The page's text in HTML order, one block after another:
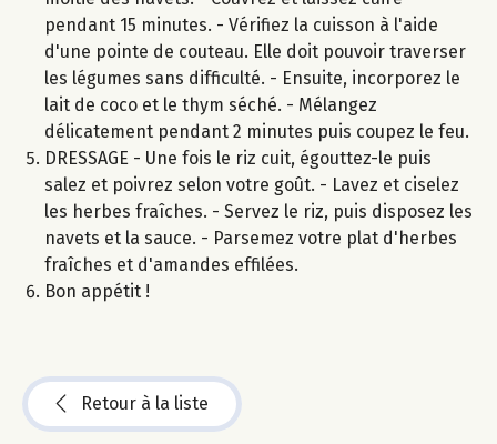
pendant 15 minutes. - Vérifiez la cuisson à l'aide
d'une pointe de couteau. Elle doit pouvoir traverser
les légumes sans difficulté. - Ensuite, incorporez le
lait de coco et le thym séché. - Mélangez
délicatement pendant 2 minutes puis coupez le feu.
DRESSAGE - Une fois le riz cuit, égouttez-le puis
salez et poivrez selon votre goût. - Lavez et ciselez
les herbes fraîches. - Servez le riz, puis disposez les
navets et la sauce. - Parsemez votre plat d'herbes
fraîches et d'amandes effilées.
Bon appétit !
Retour à la liste